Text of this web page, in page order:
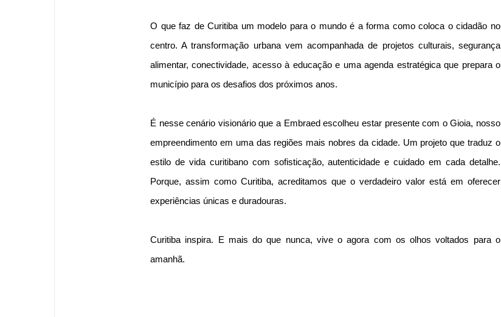
O que faz de Curitiba um modelo para o mundo é a forma como coloca o cidadão no
centro. A transformação urbana vem acompanhada de projetos culturais, segurança
alimentar, conectividade, acesso à educação e uma agenda estratégica que prepara o
município para os desafios dos próximos anos.
É nesse cenário visionário que a Embraed escolheu estar presente com o Gioia, nosso
empreendimento em uma das regiões mais nobres da cidade. Um projeto que traduz o
estilo de vida curitibano com sofisticação, autenticidade e cuidado em cada detalhe.
Porque, assim como Curitiba, acreditamos que o verdadeiro valor está em oferecer
experiências únicas e duradouras.
Curitiba inspira. E mais do que nunca, vive o agora com os olhos voltados para o
amanhã.